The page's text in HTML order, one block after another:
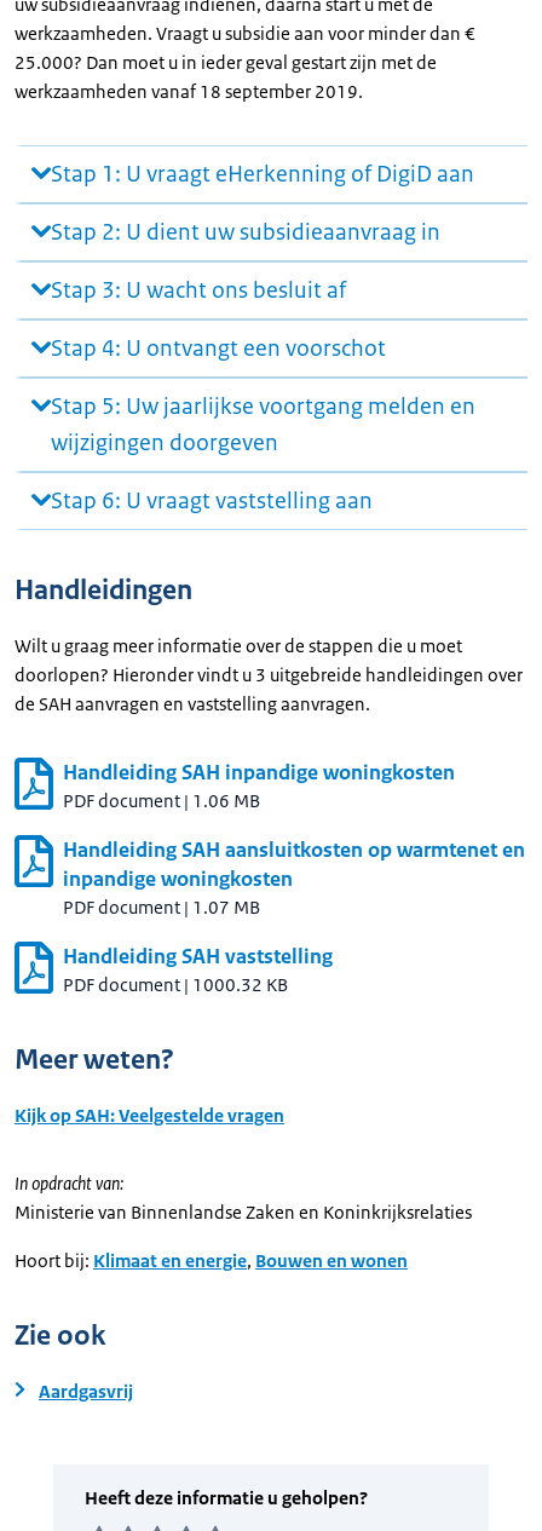
werkzaamheden. Vraagt u subsidie aan voor minder dan €
25.000? Dan moet u in ieder geval gestart zijn met de
werkzaamheden vanaf 18 september 2019.
Stap 1: U vraagt eHerkenning of DigiD aan
Stap 2: U dient uw subsidieaanvraag in
Stap 3: U wacht ons besluit af
Stap 4: U ontvangt een voorschot
Stap 5: Uw jaarlijkse voortgang melden en
wijzigingen doorgeven
Stap 6: U vraagt vaststelling aan
Handleidingen
Wilt u graag meer informatie over de stappen die u moet
doorlopen? Hieronder vindt u 3 uitgebreide handleidingen over
de SAH aanvragen en vaststelling aanvragen.
Handleiding SAH inpandige woningkosten
PDF document | 1.06 MB
Handleiding SAH aansluitkosten op warmtenet en
inpandige woningkosten
PDF document | 1.07 MB
Handleiding SAH vaststelling
PDF document | 1000.32 KB
Meer weten?
Kijk op SAH: Veelgestelde vragen
In opdracht van:
Ministerie van Binnenlandse Zaken en Koninkrijksrelaties
Hoort bij: Klimaat en energie, Bouwen en wonen
Zie ook
Aardgasvrij